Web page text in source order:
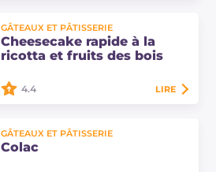
biscuits siciliens traditionnels
typiques de Noël avec une
garniture épicée à base de figues
GÂTEAUX ET PÂTISSERIE
Cheesecake rapide à la
ricotta et fruits des bois
fruits des bois est un délicieux
dessert, facile et rapide, parfait pour
4.4 LIRE
GÂTEAUX ET PÂTISSERIE
Colac